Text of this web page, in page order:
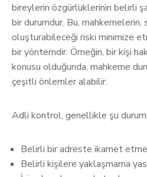
bireylerin özgürlüklerinin belirli
bir durumdur. Bu, mahkemelerin,
oluşturabileceği riski minimize
bir yöntemdir. Örneğin, bir kişi
konusu olduğunda, mahkeme
çeşitli önlemler alabilir.
Adli kontrol, genellikle şu
Belirli bir adreste ikamet
Belirli kişilere yaklaşmama